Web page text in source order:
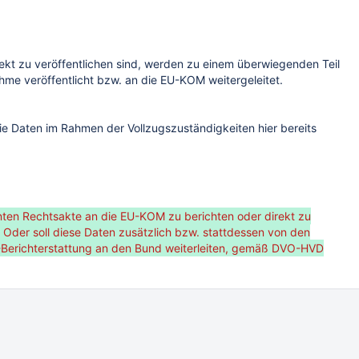
und/oder transformiert. Bereitstellung lokal und/oder national
zu veröffentlichen sind, werden zu einem überwiegenden Teil
veröffentlicht bzw. an die EU-KOM weitergeleitet.
Daten im Rahmen der Vollzugszuständigkeiten hier bereits
Rechtsakte an die EU-KOM zu berichten oder direkt zu
soll diese Daten zusätzlich bzw. stattdessen von den
an den Bund weiterleiten, gemäß DVO-HVD